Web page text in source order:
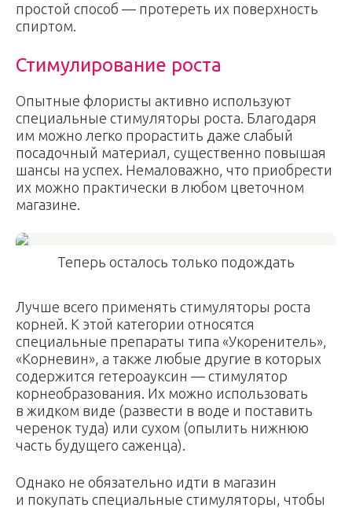
простой способ — протереть их поверхность
спиртом.
Стимулирование роста
Опытные флористы активно используют
специальные стимуляторы роста. Благодаря
им можно легко прорастить даже слабый
посадочный материал, существенно повышая
шансы на успех. Немаловажно, что приобрести
их можно практически в любом цветочном
магазине.
Теперь осталось только подождать
Лучше всего применять стимуляторы роста
корней. К этой категории относятся
специальные препараты типа «Укоренитель»,
«Корневин», а также любые другие в которых
содержится гетероауксин — стимулятор
корнеобразования. Их можно использовать
в жидком виде (развести в воде и поставить
черенок туда) или сухом (опылить нижнюю
часть будущего саженца).
Однако не обязательно идти в магазин
и покупать специальные стимуляторы, чтобы